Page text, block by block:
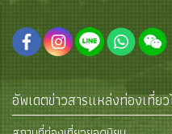
อัพเดตข่าวสารแหล่งท่องเที่ย